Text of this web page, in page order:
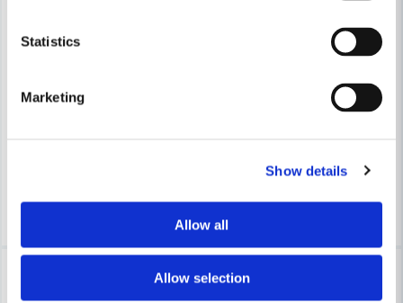
Statistics
Marketing
Show details
Allow all
Allow selection
Köp
Weber 66049 Ring runt
Finns i Webblager
Köp
-20%